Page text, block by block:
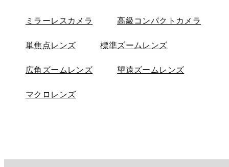
ミラーレスカメラ 高級コンパクトカメラ
単焦点レンズ 標準ズームレンズ
広角ズームレンズ 望遠ズームレンズ
マクロレンズ